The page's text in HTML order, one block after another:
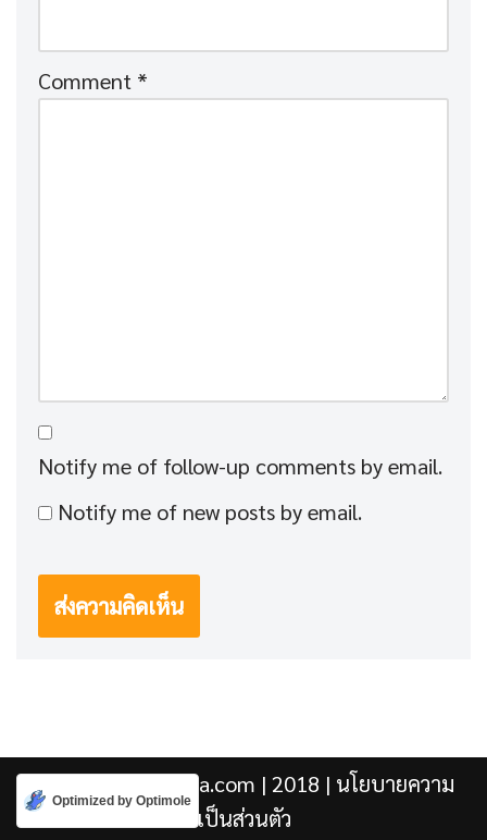
Comment *
Notify me of follow-up comments by email.
Notify me of new posts by email.
Kengji.co & Punjira.com | 2018 | นโยบายความ
เป็นส่วนตัว
Optimized by Optimole